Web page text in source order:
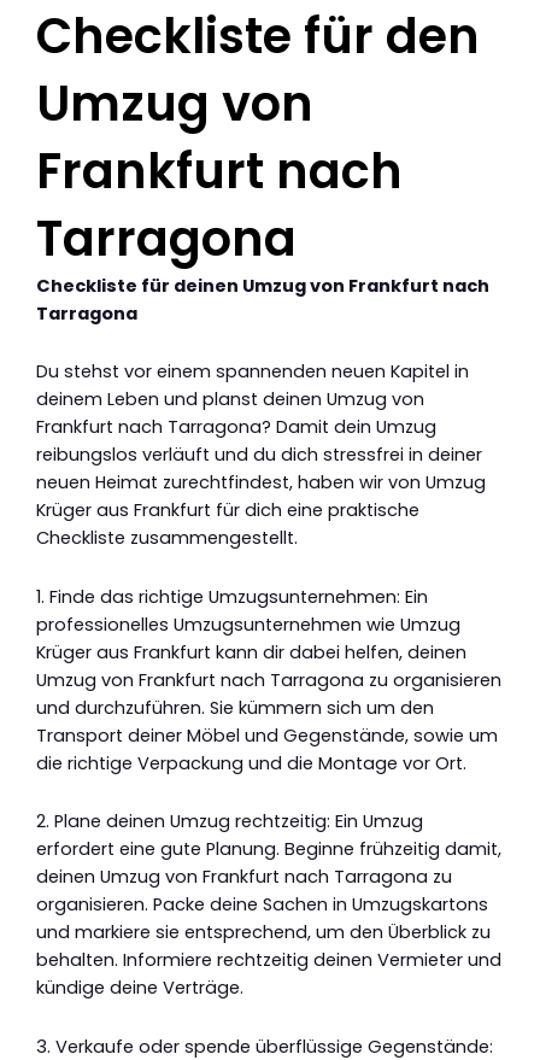
Checkliste für den
Umzug von
Frankfurt nach
Tarragona
Checkliste für deinen Umzug von Frankfurt nach
Tarragona
Du stehst vor einem spannenden neuen Kapitel in
deinem Leben und planst deinen Umzug von
Frankfurt nach Tarragona? Damit dein Umzug
reibungslos verläuft und du dich stressfrei in deiner
neuen Heimat zurechtfindest, haben wir von Umzug
Krüger aus Frankfurt für dich eine praktische
Checkliste zusammengestellt.
1. Finde das richtige Umzugsunternehmen: Ein
professionelles Umzugsunternehmen wie Umzug
Krüger aus Frankfurt kann dir dabei helfen, deinen
Umzug von Frankfurt nach Tarragona zu organisieren
und durchzuführen. Sie kümmern sich um den
Transport deiner Möbel und Gegenstände, sowie um
die richtige Verpackung und die Montage vor Ort.
2. Plane deinen Umzug rechtzeitig: Ein Umzug
erfordert eine gute Planung. Beginne frühzeitig damit,
deinen Umzug von Frankfurt nach Tarragona zu
organisieren. Packe deine Sachen in Umzugskartons
und markiere sie entsprechend, um den Überblick zu
behalten. Informiere rechtzeitig deinen Vermieter und
kündige deine Verträge.
3. Verkaufe oder spende überflüssige Gegenstände: